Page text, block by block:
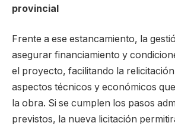
provincial
Frente a ese estancamiento, la
asegurar financiamiento y
el proyecto, facilitando la
aspectos técnicos y económicos
la obra. Si se cumplen los pasos
previstos, la nueva licitación